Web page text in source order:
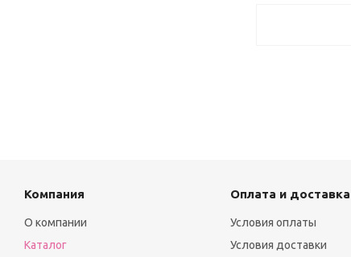
Компания
О компании
Каталог
Оплата и доставка
Условия оплаты
Условия доставки